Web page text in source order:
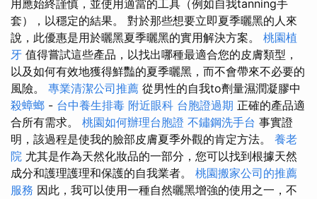
用應始終謹慎，並使用適當的工具（例如自我tanning手
套），以穩定的結果。 對於那些想要立即夏季曬黑的人來
說，此優惠是用於曬黑夏季曬黑的實用解決方案。 桃園植
牙 值得嘗試這些產品，以找出哪種最適合您的皮膚類型，
以及如何有效地獲得鮮豔的夏季曬黑，而不會帶來不必要的
風險。 專業清潔公司推薦 從男性的自我to劑量濕潤凝膠中
殺蟑螂 - 台中養生排毒 附近眼科 台胞證過期 正確的產品適
合所有需求。 桃園如何辦理台胞證 不鏽鋼洗手台 事實證
明，該過程是使我的臉部皮膚夏季外觀的肯定方法。 養老
院 尤其是作為天然化妝品的一部分，您可以找到根據天然
成分和護理護理和保護的自我業者。 桃園搬家公司的推薦
服務 因此，我可以使用一種自然曬黑增強的使用之一，不